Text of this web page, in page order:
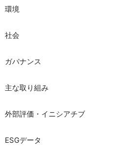
環境
社会
ガバナンス
主な取り組み
外部評価・イニシアチブ
ESGデータ